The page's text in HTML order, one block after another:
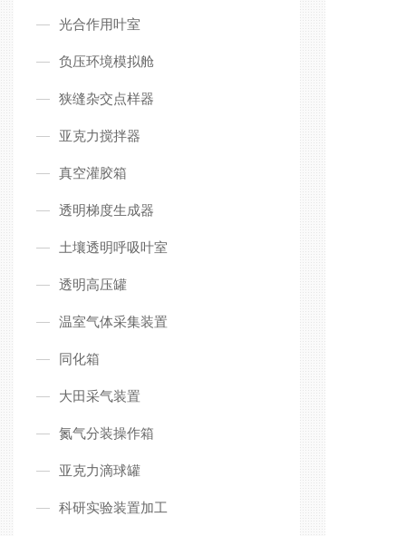
光合作用叶室
负压环境模拟舱
狭缝杂交点样器
亚克力搅拌器
真空灌胶箱
透明梯度生成器
土壤透明呼吸叶室
透明高压罐
温室气体采集装置
同化箱
大田采气装置
氮气分装操作箱
亚克力滴球罐
科研实验装置加工